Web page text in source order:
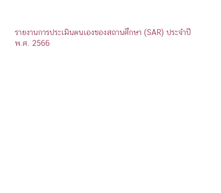
รายงานการประเมินตนเองของสถานศึกษา (SAR) ประจำปี
พ.ศ. 2566